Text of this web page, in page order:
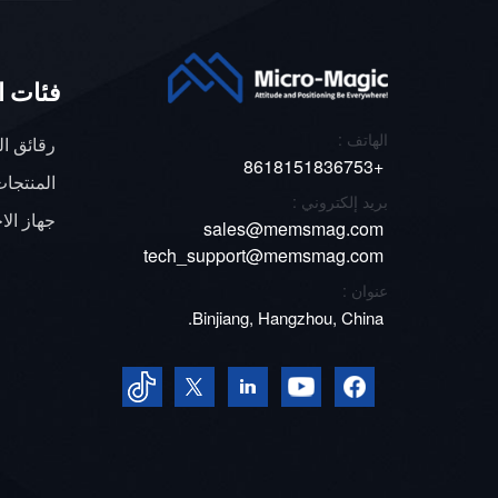
الهاتف :
+8618151836753
بريد إلكتروني :
sales@memsmag.com
tech_support@memsmag.com
عنوان :
Binjiang, Hangzhou, China.
فئات
رقائق
جهاز